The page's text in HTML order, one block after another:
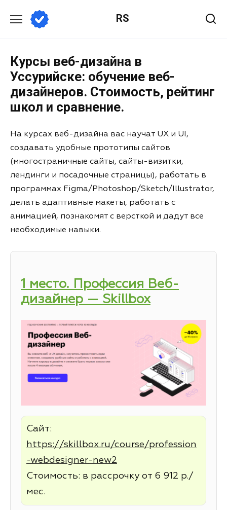
RS
Курсы веб-дизайна в
Уссурийске: обучение веб-
дизайнеров. Стоимость, рейтинг
школ и сравнение.
На курсах веб-дизайна вас научат UX и UI,
создавать удобные прототипы сайтов
(многостраничные сайты, сайты-визитки,
лендинги и посадочные страницы), работать в
программах Figma/Photoshop/Sketch/Illustrator,
делать адаптивные макеты, работать с
анимацией, познакомят с версткой и дадут все
необходимые навыки.
1 место. Профессия Веб-
дизайнер — Skillbox
Сайт:
https://skillbox.ru/course/profession
-webdesigner-new2
Стоимость: в рассрочку от 6 912 р./
мес.